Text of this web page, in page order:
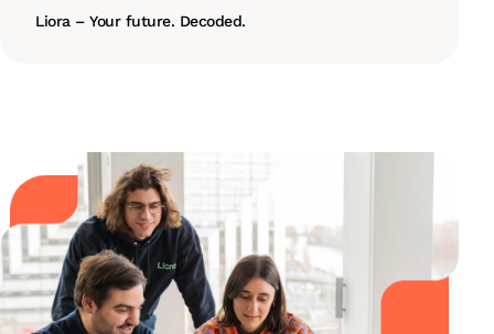
Liora – Your future. Decoded.